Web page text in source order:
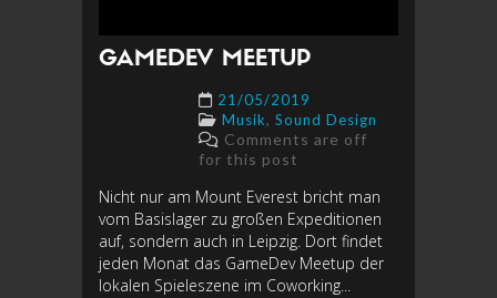
GAMEDEV MEETUP
21/05/2019
Musik, Sound Design
Comments are off
for this post
Nicht nur am Mount Everest bricht man
vom Basislager zu großen Expeditionen
auf, sondern auch in Leipzig. Dort findet
jeden Monat das GameDev Meetup der
lokalen Spieleszene im Coworking...